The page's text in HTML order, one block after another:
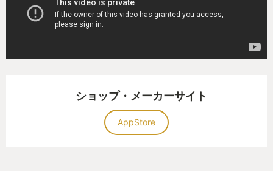
２つ目は新たなポケモンたちとの出会いです。
アプリを開き睡眠すると１００点までの点数がつけ
高い点数がもらえます。その睡眠の点数と先ほどの
ど、１回の睡眠から起きたときに出会えるポケモン
の数やレアリティが高くなります。ポケモンのカワ
イイ寝顔を毎日見ることができます。寝顔にもレア
ショップ・メーカーサイト
AppStore